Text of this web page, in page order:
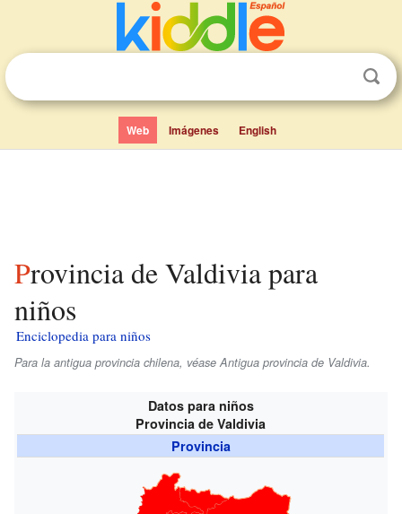
Web Imágenes English
Provincia de Valdivia para
niños
Enciclopedia para niños
Para la antigua provincia chilena, véase Antigua provincia de Valdivia.
Datos para niños
Provincia de Valdivia
Provincia